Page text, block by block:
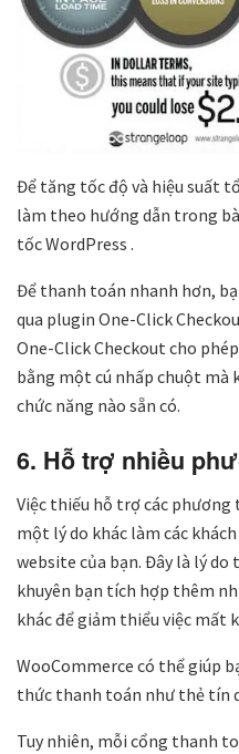
Để tăng tốc độ và hiệu suất
làm theo hướng dẫn trong
tốc WordPress .
Để thanh toán nhanh hơn,
qua plugin One-Click
One-Click Checkout cho
bằng một cú nhấp chuột mà
chức năng nào sẵn có.
6. Hỗ trợ nhiều
Việc thiếu hỗ trợ các
một lý do khác làm các
website của bạn. Đây là lý do
khuyên bạn tích hợp thêm
khác để giảm thiểu việc mất
WooCommerce có thể giúp
thức thanh toán như thẻ tín
Tuy nhiên, mỗi cổng thanh